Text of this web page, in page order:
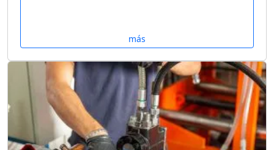
más